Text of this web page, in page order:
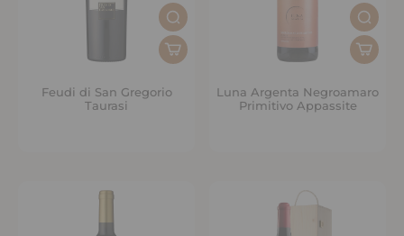
Feudi di San Gregorio
Taurasi
Luna Argenta Negroamaro
Primitivo Appassite